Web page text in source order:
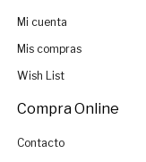
Mi cuenta
Mis compras
Wish List
Compra Online
Contacto